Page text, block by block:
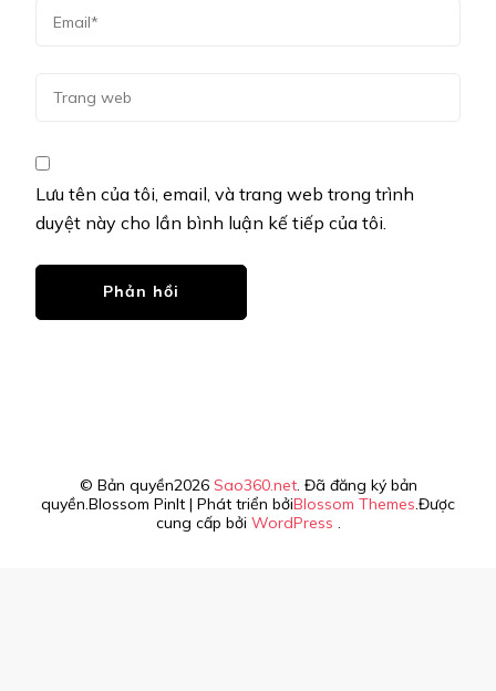
Lưu tên của tôi, email, và trang web trong trình
duyệt này cho lần bình luận kế tiếp của tôi.
© Bản quyền2026 Sao360.net. Đã đăng ký bản
quyền.Blossom PinIt | Phát triển bởiBlossom Themes.Được
cung cấp bởi WordPress .